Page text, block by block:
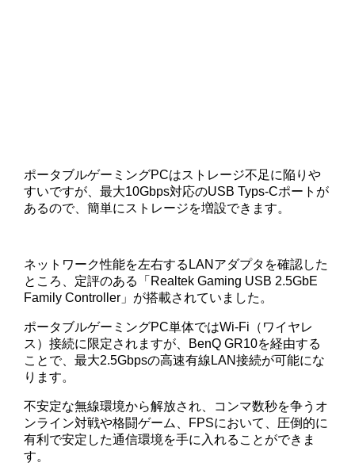
ポータブルゲーミングPCはストレージ不足に陥りや
すいですが、最大10Gbps対応のUSB Typs-Cポートが
あるので、簡単にストレージを増設できます。
ネットワーク性能を左右するLANアダプタを確認した
ところ、定評のある「Realtek Gaming USB 2.5GbE
Family Controller」が搭載されていました。
ポータブルゲーミングPC単体ではWi-Fi（ワイヤレ
ス）接続に限定されますが、BenQ GR10を経由する
ことで、最大2.5Gbpsの高速有線LAN接続が可能にな
ります。
不安定な無線環境から解放され、コンマ数秒を争うオ
ンライン対戦や格闘ゲーム、FPSにおいて、圧倒的に
有利で安定した通信環境を手に入れることができま
す。